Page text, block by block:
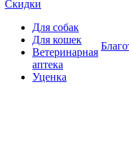
Скидки
Для собак
Для кошек
Ветеринарная
аптека
Уценка